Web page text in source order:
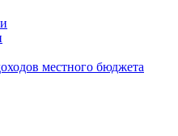
местного бюджета